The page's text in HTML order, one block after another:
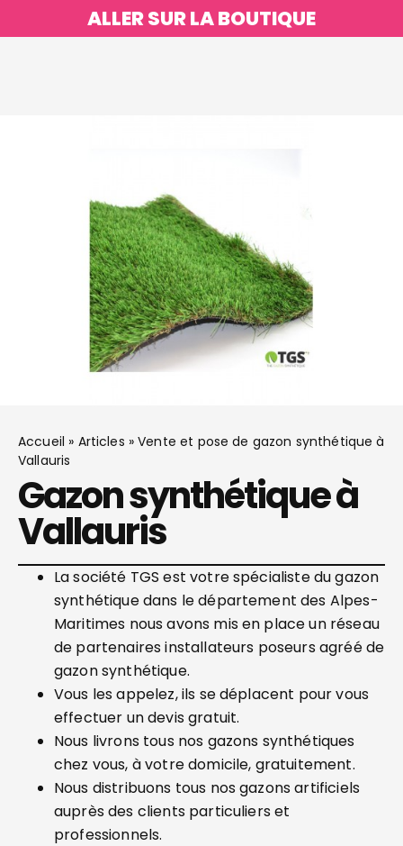
ALLER SUR LA BOUTIQUE
Accueil » Articles »Vente et pose de gazon synthétique à
Vallauris
Gazon synthétique à
Vallauris
La société TGS est votre spécialiste du gazon
synthétique dans le département des Alpes-
Maritimes nous avons mis en place un réseau
de partenaires installateurs poseurs agréé de
gazon synthétique.
Vous les appelez, ils se déplacent pour vous
effectuer un devis gratuit.
Nous livrons tous nos gazons synthétiques
chez vous, à votre domicile, gratuitement.
Nous distribuons tous nos gazons artificiels
auprès des clients particuliers et
professionnels.